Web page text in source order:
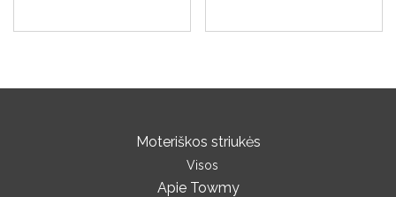
Moteriškos striukės
Visos
Apie Towmy